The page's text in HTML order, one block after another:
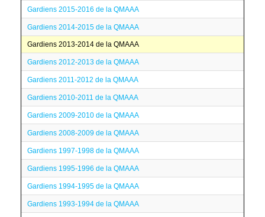
Gardiens 2015-2016 de la QMAAA
Gardiens 2014-2015 de la QMAAA
Gardiens 2013-2014 de la QMAAA
Gardiens 2012-2013 de la QMAAA
Gardiens 2011-2012 de la QMAAA
Gardiens 2010-2011 de la QMAAA
Gardiens 2009-2010 de la QMAAA
Gardiens 2008-2009 de la QMAAA
Gardiens 1997-1998 de la QMAAA
Gardiens 1995-1996 de la QMAAA
Gardiens 1994-1995 de la QMAAA
Gardiens 1993-1994 de la QMAAA